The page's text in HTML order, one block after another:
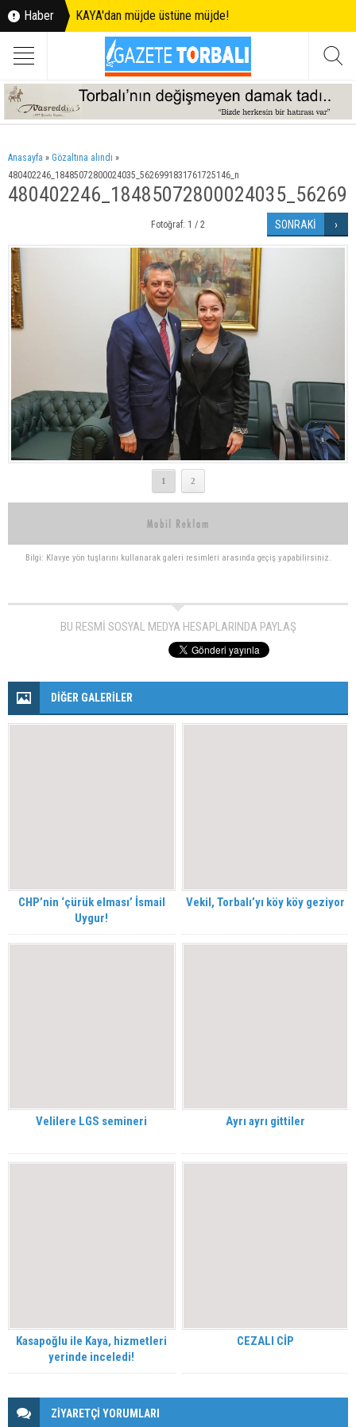
Haber KAYA'dan müjde üstüne müjde!
Anasayfa » Gözaltına alındı »
480402246_18485072800024035_5626991831761725146_n
Fotoğraf: 1 / 2 SONRAKİ
1 2
Bilgi: Klavye yön tuşlarını kullanarak galeri resimleri arasında geçiş yapabilirsiniz.
BU RESMİ SOSYAL MEDYA HESAPLARINDA PAYLAŞ
DİĞER GALERİLER
CHP’nin ‘çürük elması’ İsmail
Uygur!
Vekil, Torbalı’yı köy köy geziyor
Velilere LGS semineri Ayrı ayrı gittiler
Kasapoğlu ile Kaya, hizmetleri
yerinde inceledi!
CEZALI CİP
ZİYARETÇİ YORUMLARI